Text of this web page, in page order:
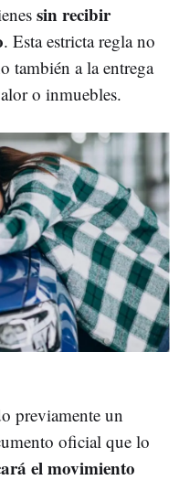
sin recibir
. Esta estricta regla no
también a la entrega
o inmuebles.
previamente un
oficial que lo
el movimiento